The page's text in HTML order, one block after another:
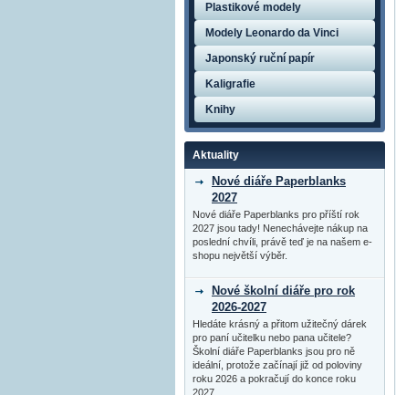
Plastikové modely
Modely Leonardo da Vinci
Japonský ruční papír
Kaligrafie
Knihy
Aktuality
Nové diáře Paperblanks
2027
Nové diáře Paperblanks pro příští rok
2027 jsou tady! Nenechávejte nákup na
poslední chvíli, právě teď je na našem e-
shopu největší výběr.
Nové školní diáře pro rok
2026-2027
Hledáte krásný a přitom užitečný dárek
pro paní učitelku nebo pana učitele?
Školní diáře Paperblanks jsou pro ně
ideální, protože začínají již od poloviny
roku 2026 a pokračují do konce roku
2027.